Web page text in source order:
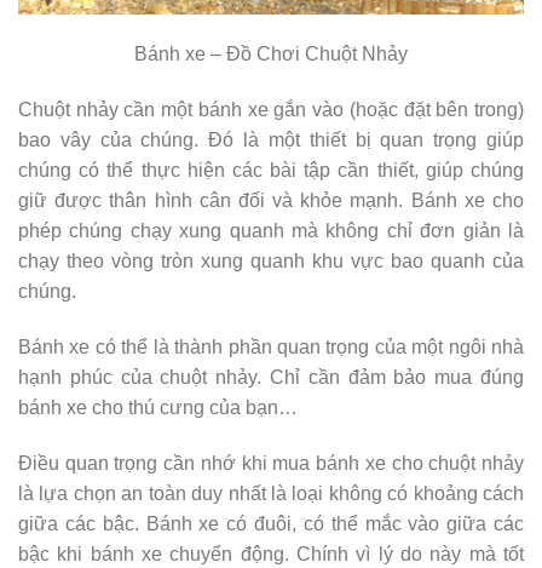
Bánh xe – Đồ Chơi Chuột Nhảy
Chuột nhảy cần một bánh xe gắn vào (hoặc đặt bên trong)
bao vây của chúng. Đó là một thiết bị quan trọng giúp
chúng có thể thực hiện các bài tập cần thiết, giúp chúng
giữ được thân hình cân đối và khỏe mạnh. Bánh xe cho
phép chúng chạy xung quanh mà không chỉ đơn giản là
chạy theo vòng tròn xung quanh khu vực bao quanh của
chúng.
Bánh xe có thể là thành phần quan trọng của một ngôi nhà
hạnh phúc của chuột nhảy. Chỉ cần đảm bảo mua đúng
bánh xe cho thú cưng của bạn…
Điều quan trọng cần nhớ khi mua bánh xe cho chuột nhảy
là lựa chọn an toàn duy nhất là loại không có khoảng cách
giữa các bậc. Bánh xe có đuôi, có thể mắc vào giữa các
bậc khi bánh xe chuyển động. Chính vì lý do này mà tốt